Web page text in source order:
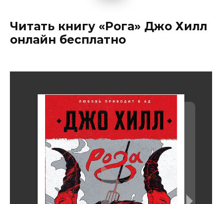
Читать книгу «Рога» Джо Хилл
онлайн бесплатно